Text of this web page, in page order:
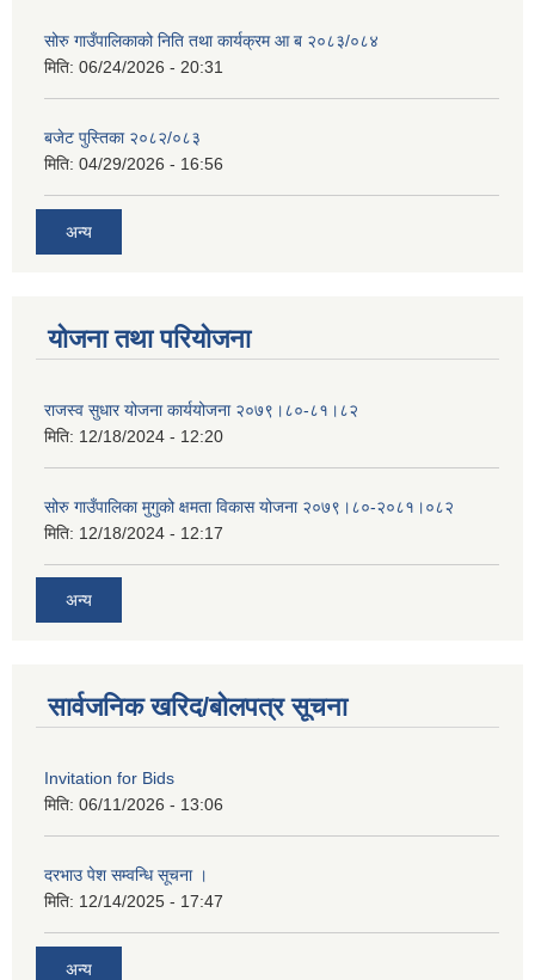
सोरु गाउँपालिकाको निति तथा कार्यक्रम आ ब २०८३/०८४
मिति: 06/24/2026 - 20:31
बजेट पुस्तिका २०८२/०८३
मिति: 04/29/2026 - 16:56
अन्य
योजना तथा परियोजना
राजस्व सुधार योजना कार्ययोजना २०७९।८०-८१।८२
मिति: 12/18/2024 - 12:20
सोरु गाउँपालिका मुगुको क्षमता विकास योजना २०७९।८०-२०८१।०८२
मिति: 12/18/2024 - 12:17
अन्य
सार्वजनिक खरिद/बोलपत्र सूचना
Invitation for Bids
मिति: 06/11/2026 - 13:06
दरभाउ पेश सम्वन्धि सूचना ।
मिति: 12/14/2025 - 17:47
अन्य